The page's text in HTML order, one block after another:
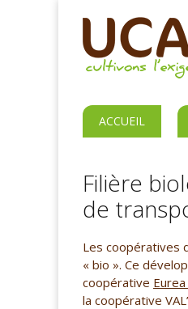
ACCUEIL
Filière
de
Les coopératives
« bio ». Ce
coopérative
la coopérative